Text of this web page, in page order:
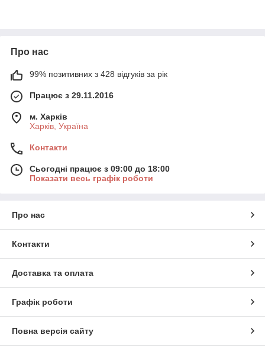
Про нас
99% позитивних з 428 відгуків за рік
Працює з 29.11.2016
м. Харків
Харків, Україна
Контакти
Сьогодні працює з 09:00 до 18:00
Показати весь графік роботи
Про нас
Контакти
Доставка та оплата
Графік роботи
Повна версія сайту